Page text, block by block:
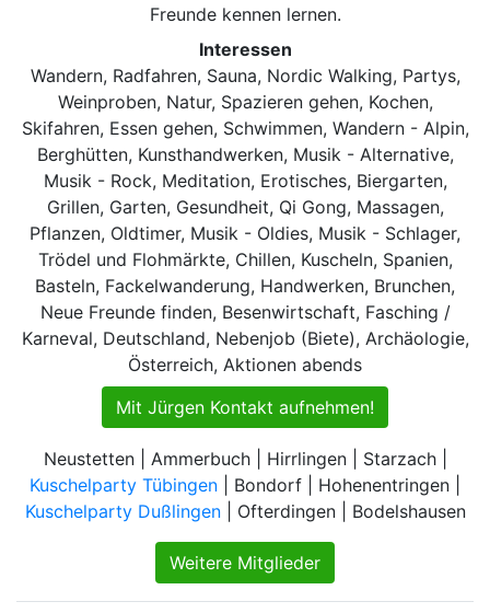
Freunde kennen lernen.
Interessen
Wandern, Radfahren, Sauna, Nordic Walking, Partys,
Weinproben, Natur, Spazieren gehen, Kochen,
Skifahren, Essen gehen, Schwimmen, Wandern - Alpin,
Berghütten, Kunsthandwerken, Musik - Alternative,
Musik - Rock, Meditation, Erotisches, Biergarten,
Grillen, Garten, Gesundheit, Qi Gong, Massagen,
Pflanzen, Oldtimer, Musik - Oldies, Musik - Schlager,
Trödel und Flohmärkte, Chillen, Kuscheln, Spanien,
Basteln, Fackelwanderung, Handwerken, Brunchen,
Neue Freunde finden, Besenwirtschaft, Fasching /
Karneval, Deutschland, Nebenjob (Biete), Archäologie,
Österreich, Aktionen abends
Mit Jürgen Kontakt aufnehmen!
Neustetten | Ammerbuch | Hirrlingen | Starzach |
Kuschelparty Tübingen | Bondorf | Hohenentringen |
Kuschelparty Dußlingen| Ofterdingen | Bodelshausen
Weitere Mitglieder